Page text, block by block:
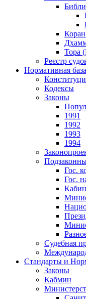
Тора
Реєстр
Нормативная база
Кодексы
Законы
1991
1992
1993
1994
Гос.
Гос.
Судебная
Стандарты и
Законы
Кабмин